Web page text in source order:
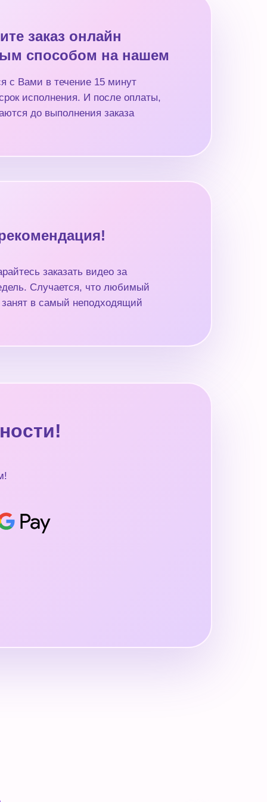
с Вами в течение 15 минут
исполнения. И после оплаты,
до выполнения заказа
заказ онлайн
способом на нашем
заказать видео за
Случается, что любимый
в самый неподходящий